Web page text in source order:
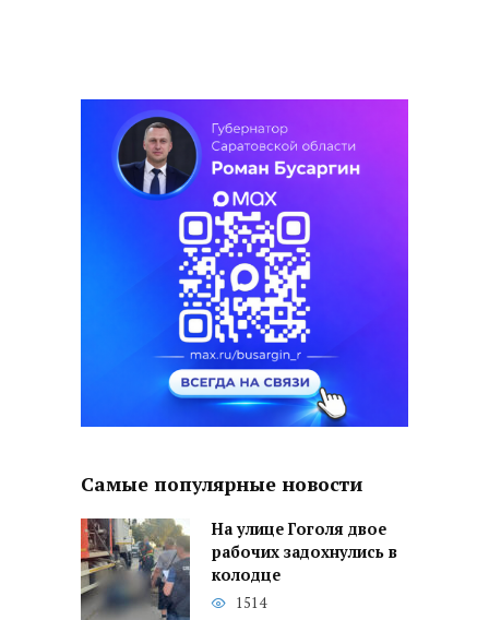
Самые популярные новости
На улице Гоголя двое
рабочих задохнулись в
колодце
1514